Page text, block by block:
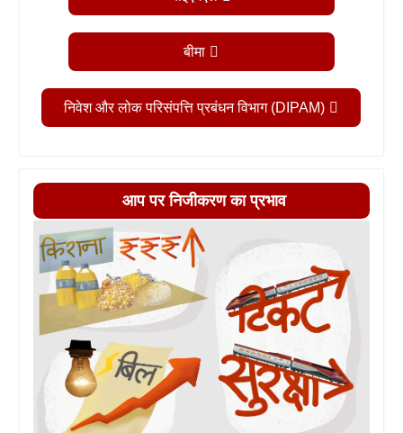
बीमा
निवेश और लोक परिसंपत्ति प्रबंधन विभाग (DIPAM)
आप पर निजीकरण का प्रभाव